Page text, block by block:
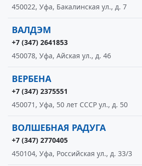
450022, Уфа, Бакалинская ул., д. 7
ВАЛДЭМ
+7 (347) 2641853
450078, Уфа, Айская ул., д. 46
ВЕРБЕНА
+7 (347) 2375551
450071, Уфа, 50 лет СССР ул., д. 50
ВОЛШЕБНАЯ РАДУГА
+7 (347) 2770405
450104, Уфа, Российская ул., д. 33/3